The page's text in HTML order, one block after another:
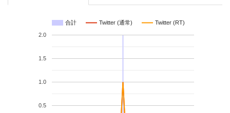
合計 Twitter (通常) Twitter (RT)
0.5
1.0
1.5
2.0